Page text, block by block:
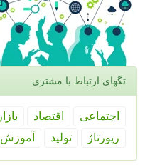
تگهای ارتباط با مشتری
اجتماعی اقتصاد بازار
رپورتاژ
تولید آموزش